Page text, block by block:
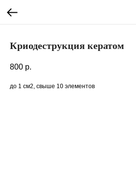
Криодеструкция кератом
800 р.
до 1 см2, свыше 10 элементов